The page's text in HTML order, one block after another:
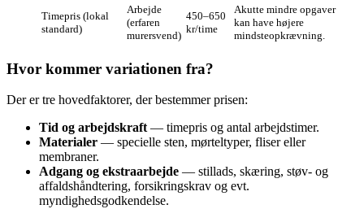
Timepris (lokal
standard)
Arbejde
(erfaren
murersvend)
450–650
kr/time
Akutte mindre opgaver
kan have højere
mindsteopkrævning.
Hvor kommer variationen fra?
Der er tre hovedfaktorer, der bestemmer prisen:
Tid og arbejdskraft — timepris og antal arbejdstimer.
Materialer — specielle sten, mørteltyper, fliser eller
membraner.
Adgang og ekstraarbejde — stillads, skæring, støv- og
affaldshåndtering, forsikringskrav og evt.
myndighedsgodkendelse.